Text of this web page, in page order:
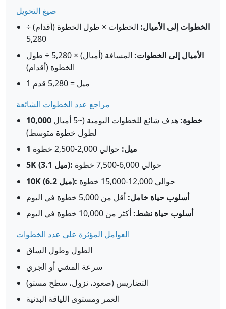
صيغ التحويل
الخطوات إلى الأميال: الخطوات × طول الخطوة (أقدام) ÷
5,280
الأميال إلى الخطوات:
المسافة (أميال) × 5,280 ÷ طول
الخطوة (أقدام)
1 ميل = 5,280 قدم
مراجع عدد الخطوات الشائعة
10,000 خطوة:
هدف شائع للخطوات اليومية (~5 أميال
لطول خطوة متوسط)
1 ميل: حوالي 2,000-2,500 خطوة
5K (3.1 ميل):
حوالي 6,000-7,500 خطوة
10K (6.2 ميل):
حوالي 12,000-15,000 خطوة
أسلوب حياة خامل: أقل من 5,000 خطوة في اليوم
أسلوب حياة نشط: أكثر من 10,000 خطوة في اليوم
العوامل المؤثرة على عدد الخطوات
الطول وطول الساق
سرعة المشي أو الجري
التضاريس (صعود، نزول، سطح مستو)
العمر ومستوى اللياقة البدنية